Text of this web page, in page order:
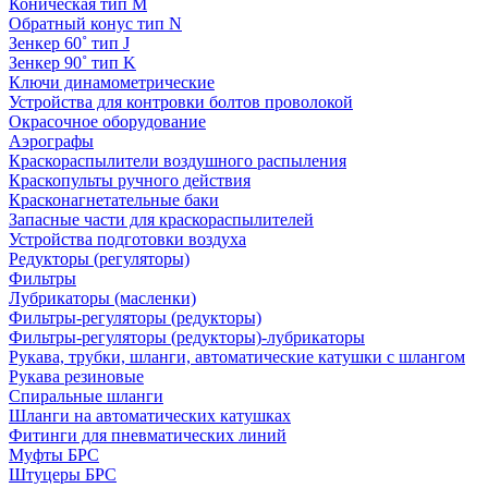
Коническая тип M
Обратный конус тип N
Зенкер 60˚ тип J
Зенкер 90˚ тип K
Ключи динамометрические
Устройства для контровки болтов проволокой
Окрасочное оборудование
Аэрографы
Краскораспылители воздушного распыления
Краскопульты ручного действия
Красконагнетательные баки
Запасные части для краскораспылителей
Устройства подготовки воздуха
Редукторы (регуляторы)
Фильтры
Лубрикаторы (масленки)
Фильтры-регуляторы (редукторы)
Фильтры-регуляторы (редукторы)-лубрикаторы
Рукава, трубки, шланги, автоматические катушки с шлангом
Рукава резиновые
Спиральные шланги
Шланги на автоматических катушках
Фитинги для пневматических линий
Муфты БРС
Штуцеры БРС